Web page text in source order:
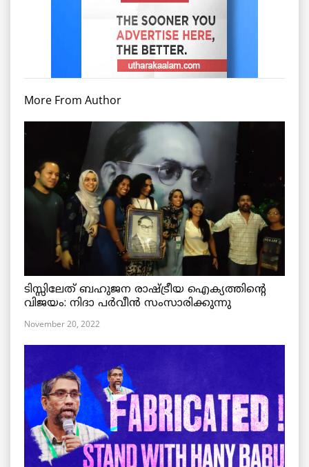
More From Author
ടിസ്സിലേത് ബഹുജന രാഷ്ട്രീയ ഐക്യത്തിന്റെ
വിജയം: നിദാ പർവീൻ സംസാരിക്കുന്നു
November 20, 2022